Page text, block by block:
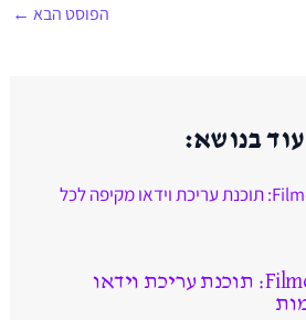
הפוסט הבא ←
עוד בנושא:
פילמורה 15 Filmora: תוכנת עריכת וידאו